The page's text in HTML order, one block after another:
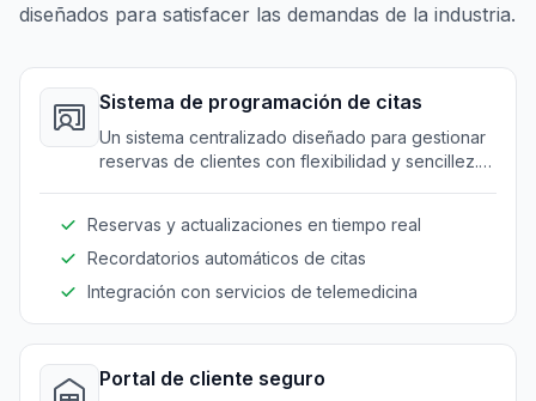
diseñados para satisfacer las demandas de la industria.
Sistema de programación de citas
Un sistema centralizado diseñado para gestionar
reservas de clientes con flexibilidad y sencillez.
Reservas y actualizaciones en tiempo real
Recordatorios automáticos de citas
Integración con servicios de telemedicina
Portal de cliente seguro